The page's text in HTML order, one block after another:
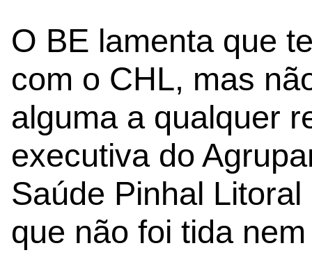
O BE lamenta que
com o CHL, mas
alguma a qualquer
executiva do
Saúde Pinhal
que não foi tida